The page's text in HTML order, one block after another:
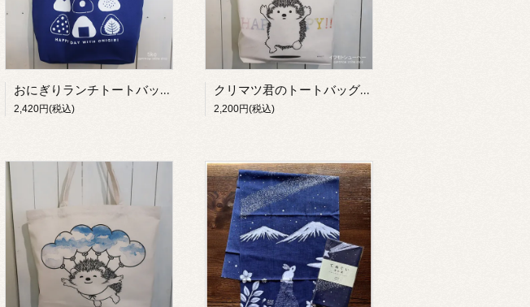
おにぎりランチトートバッグ 【tiko】
2,420円(税込)
クリマツ君のトートバッグ（ハッピー）【イワモトシューヘー】
2,200円(税込)